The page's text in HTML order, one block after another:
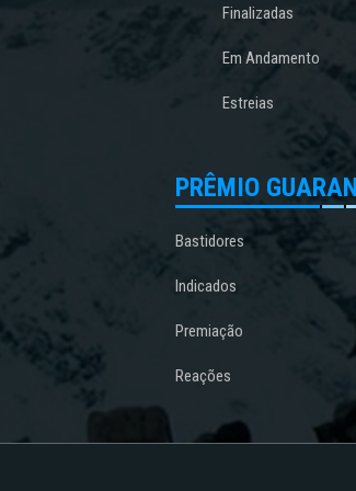
Finalizadas
Em Andamento
Estreias
PRÊMIO
Bastidores
Indicados
Premiação
Reações